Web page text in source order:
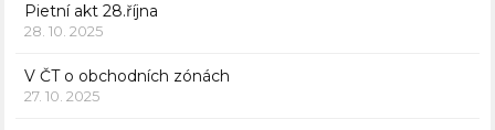
Pietní akt 28.října
28. 10. 2025
V ČT o obchodních zónách
27. 10. 2025